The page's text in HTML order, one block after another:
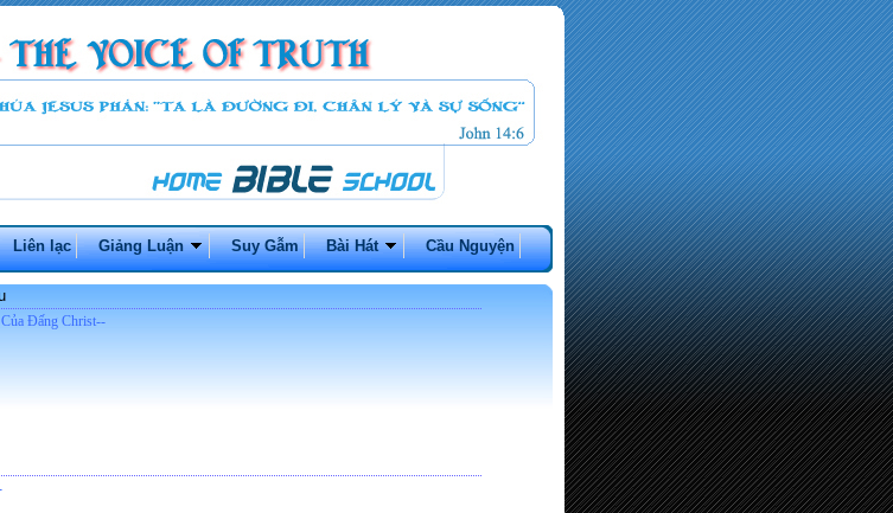
Liên lạc Giảng Luận Suy Gẫm Bài Hát Cầu Nguyện
Đấng Christ--